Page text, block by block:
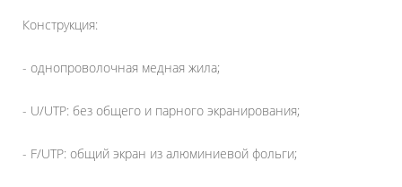
Конструкция:
- однопроволочная медная жила;
- U/UTP: без общего и парного экранирования;
- F/UTP: общий экран из алюминиевой фольги;